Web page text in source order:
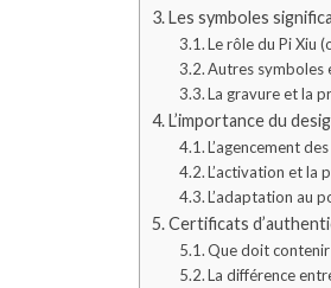
Les symboles
Le rôle du Pi Xiu
Autres symboles
La gravure et la
L’importance du
L’agencement
L’activation et la
L’adaptation au
Certificats
Que doit
La différence